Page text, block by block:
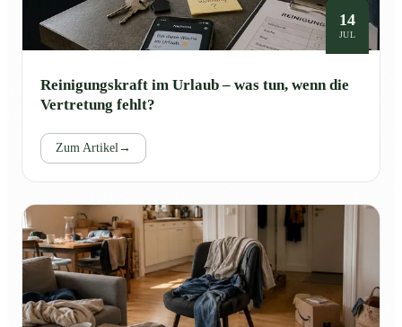
14
JUL
Reinigungskraft im Urlaub – was tun, wenn die
Vertretung fehlt?
Zum Artikel→